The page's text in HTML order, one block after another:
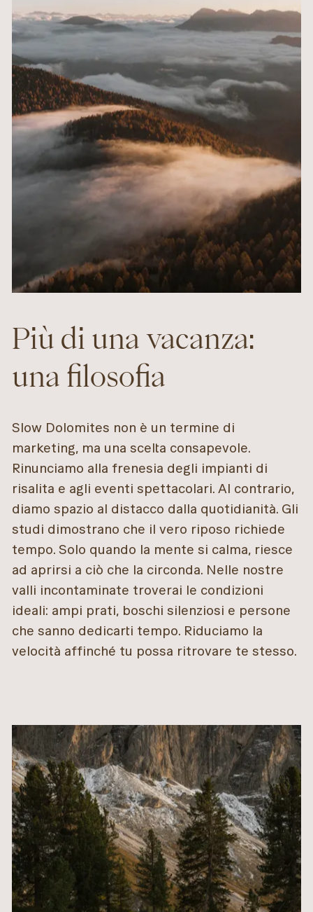
Più di una vacanza:
una filosofia
Slow Dolomites non è un termine di
marketing, ma una scelta consapevole.
Rinunciamo alla frenesia degli impianti di
risalita e agli eventi spettacolari. Al contrario,
diamo spazio al distacco dalla quotidianità. Gli
studi dimostrano che il vero riposo richiede
tempo. Solo quando la mente si calma, riesce
ad aprirsi a ciò che la circonda. Nelle nostre
valli incontaminate troverai le condizioni
ideali: ampi prati, boschi silenziosi e persone
che sanno dedicarti tempo. Riduciamo la
velocità affinché tu possa ritrovare te stesso.